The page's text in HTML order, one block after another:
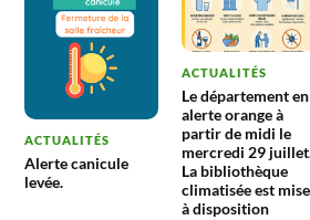
ACTUALITÉS
Alerte canicule
levée.
ACTUALITÉS
Le département en
alerte orange à
partir de midi le
mercredi 29
La bibliothèque
climatisée est mise
à disposition